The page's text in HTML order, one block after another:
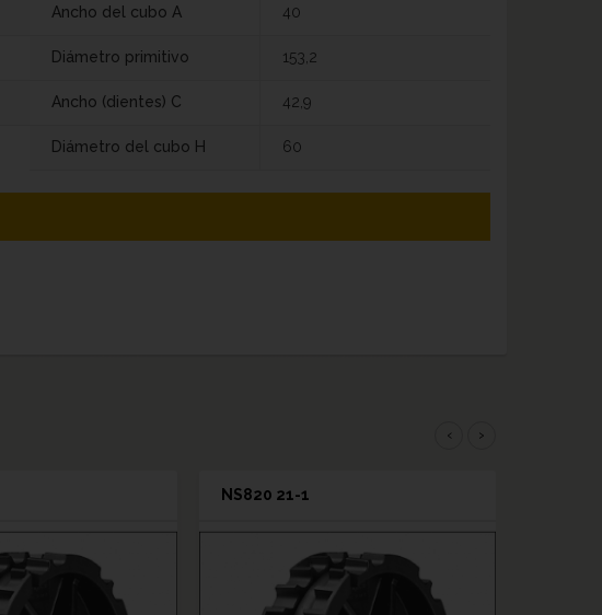
Ancho del cubo A 40
Diámetro primitivo 153,2
Ancho (dientes) C 42,9
Diámetro del cubo H 60
‹ ›
NS820 21-1